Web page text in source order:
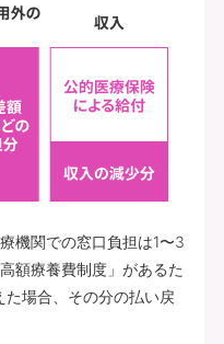
機関での窓口負担は1〜3
額療養費制度」があるた
場合、その分の払い戻